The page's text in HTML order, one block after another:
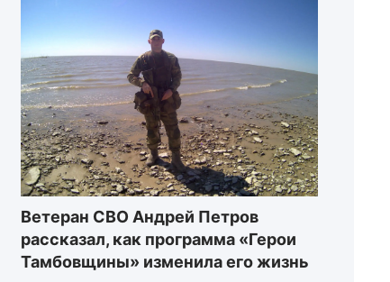
Ветеран СВО Андрей Петров
рассказал, как программа «Герои
Тамбовщины» изменила его жизнь